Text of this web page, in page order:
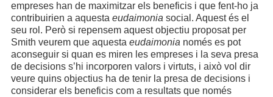
empreses han de maximitzar els beneficis i que fent-ho ja
contribuirien a aquesta eudaimonia social. Aquest és el
seu rol. Però si repensem aquest objectiu proposat per
Smith veurem que aquesta eudaimonia només es pot
aconseguir si quan es miren les empreses i la seva presa
de decisions s’hi incorporen valors i virtuts, i això vol dir
veure quins objectius ha de tenir la presa de decisions i
considerar els beneficis com a resultats que només